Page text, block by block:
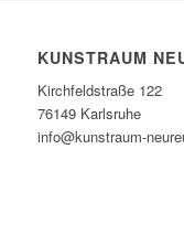
KUNSTRAUM
Kirchfeldstraße 122
76149 Karlsruhe
info@kunstraum-